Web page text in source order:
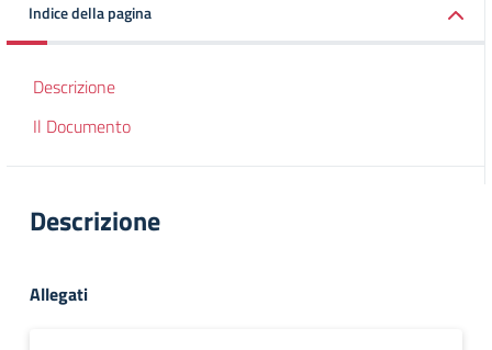
Indice della pagina
Descrizione
Il Documento
Descrizione
Allegati